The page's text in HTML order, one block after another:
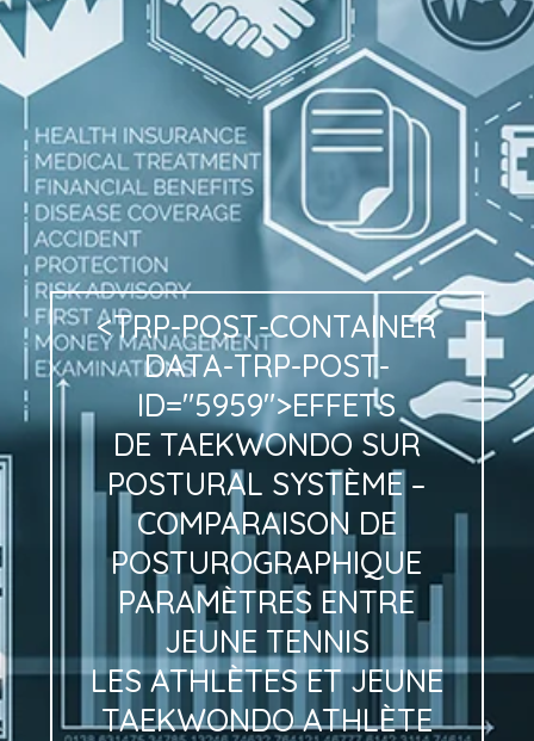
<TRP-POST-CONTAINER
DATA-TRP-POST-
ID="5959">EFFETS
DE TAEKWONDO SUR
POSTURAL SYSTÈME –
COMPARAISON DE
POSTUROGRAPHIQUE
PARAMÈTRES ENTRE
JEUNE TENNIS
LES ATHLÈTES ET JEUNE
TAEKWONDO ATHLÈTE